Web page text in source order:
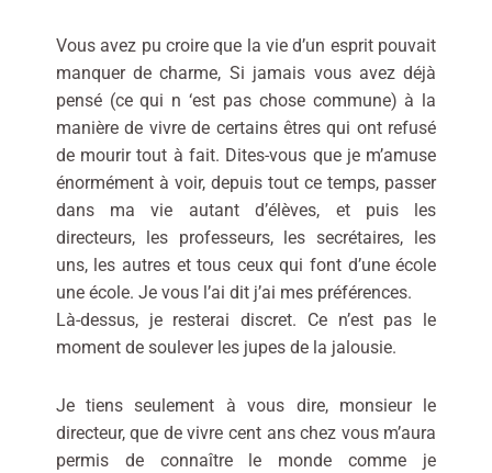
Vous avez pu croire que la vie d’un esprit pouvait
manquer de charme, Si jamais vous avez déjà
pensé (ce qui n ‘est pas chose commune) à la
manière de vivre de certains êtres qui ont refusé
de mourir tout à fait. Dites-vous que je m’amuse
énormément à voir, depuis tout ce temps, passer
dans ma vie autant d’élèves, et puis les
directeurs, les professeurs, les secrétaires, les
uns, les autres et tous ceux qui font d’une école
une école. Je vous l’ai dit j’ai mes préférences.
Là-dessus, je resterai discret. Ce n’est pas le
moment de soulever les jupes de la jalousie.
Je tiens seulement à vous dire, monsieur le
directeur, que de vivre cent ans chez vous m’aura
permis de connaître le monde comme je